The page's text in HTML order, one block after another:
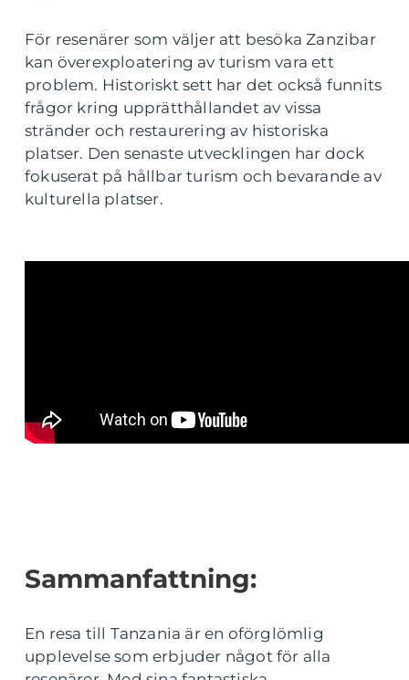
För resenärer som väljer att besöka Zanzibar
kan överexploatering av turism vara ett
problem. Historiskt sett har det också funnits
frågor kring upprätthållandet av vissa
stränder och restaurering av historiska
platser. Den senaste utvecklingen har dock
fokuserat på hållbar turism och bevarande av
kulturella platser.
Sammanfattning:
En resa till Tanzania är en oförglömlig
upplevelse som erbjuder något för alla